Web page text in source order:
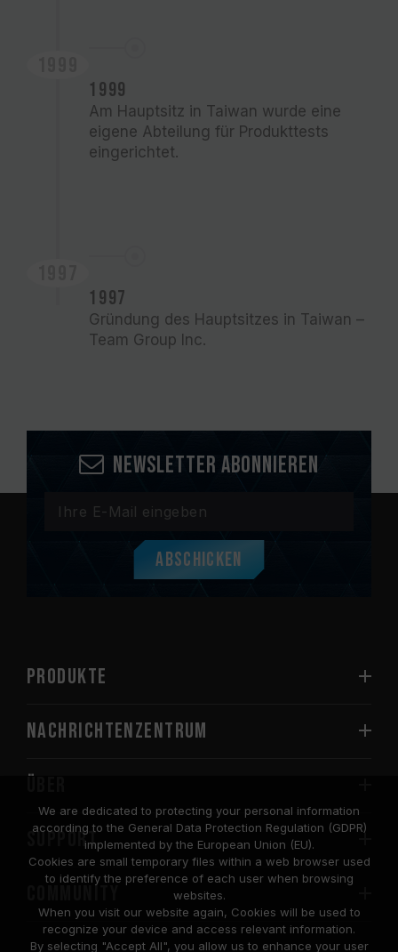
1999
Am Hauptsitz in Taiwan wurde eine
eigene Abteilung für Produkttests
eingerichtet.
1997
Gründung des Hauptsitzes in Taiwan –
Team Group Inc.
Newsletter abonnieren
Abschicken
PRODUKTE
Nachrichtenzentrum
SUPPORT
COMMUNITY
We are dedicated to protecting your personal information
according to the General Data Protection Regulation (GDPR)
implemented by the European Union (EU).
Cookies are small temporary files within a web browser used
to identify the preference of each user when browsing
websites.
When you visit our website again, Cookies will be used to
recognize your device and access relevant information.
By selecting "Accept All", you allow us to enhance your user